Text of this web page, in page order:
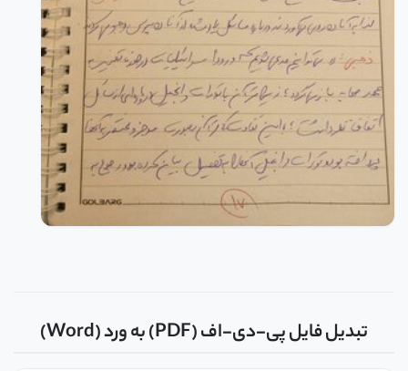
تبدیل فایل پی-دی-اف (PDF) به ورد (Word)